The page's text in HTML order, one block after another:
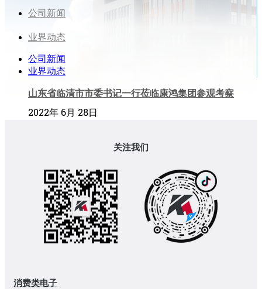
公司新闻
业界动态
公司新闻
业界动态
山东省临清市市委书记一行莅临康鸿集团参观考察
2022年 6月 28日
关注我们
消费类电子